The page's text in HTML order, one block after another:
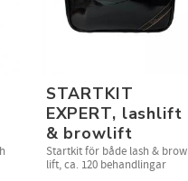
STARTKIT
EXPERT, lashlift
& browlift
Startkit för både lash & brow
lift, ca. 120 behandlingar